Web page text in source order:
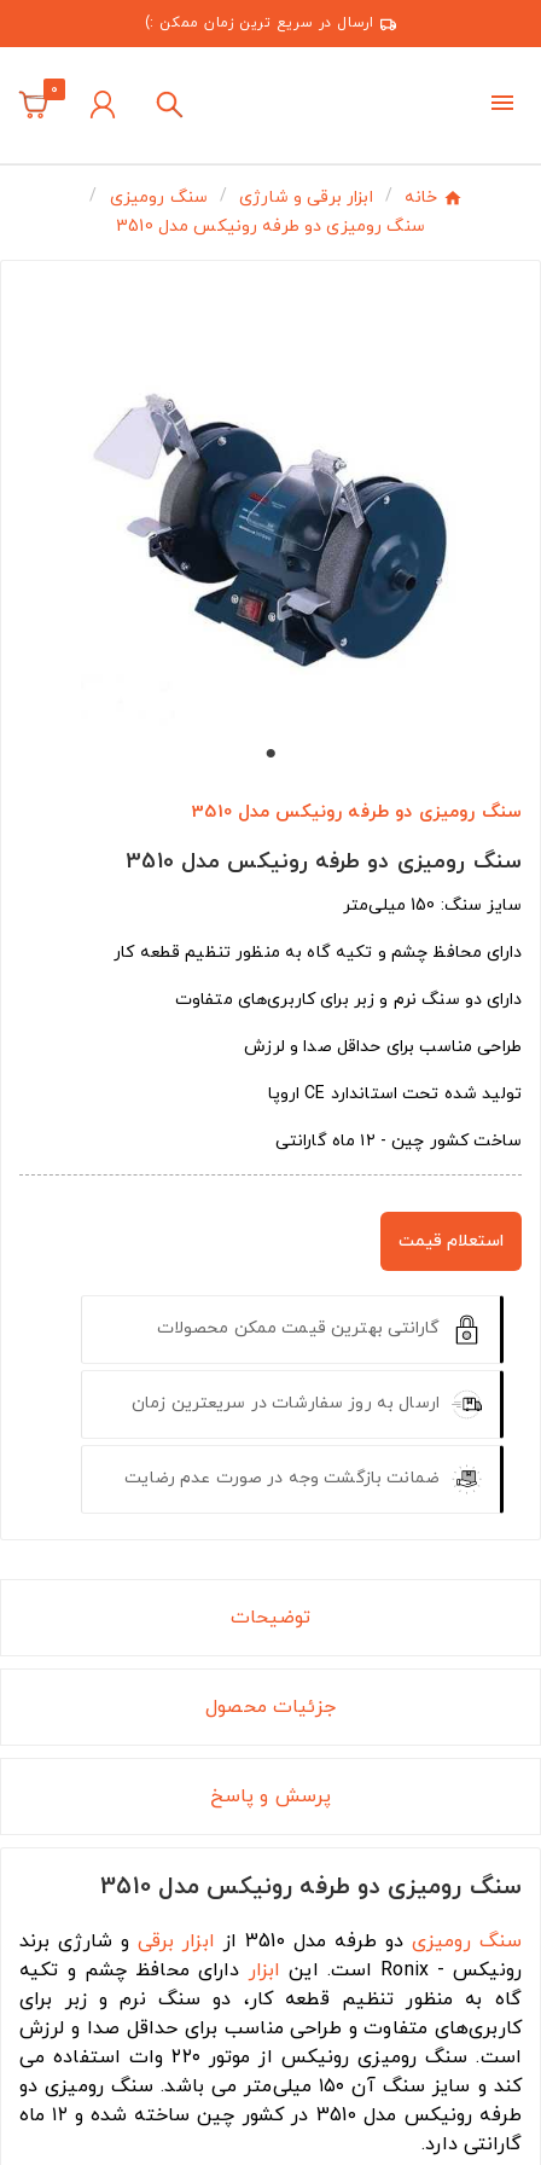
ارسال در سریع ترین زمان ممکن :)
0
خانه ابزار برقی و شارژی
سنگ رومیزی
سنگ رومیزی دو طرفه رونیکس مدل 3510
سنگ رومیزی دو طرفه رونیکس مدل 3510
سنگ رومیزی دو طرفه رونیکس مدل 3510
سایز سنگ: 150 میلی‌متر
دارای محافظ چشم و تکیه گاه به منظور تنظیم قطعه کار
دارای دو سنگ نرم و زبر برای کاربری‌های متفاوت
طراحی مناسب برای حداقل صدا و لرزش
تولید شده تحت استاندارد CE اروپا
ساخت کشور چین - ۱۲ ماه گارانتی
استعلام قیمت
گارانتی بهترین قیمت ممکن محصولات
ارسال به روز سفارشات در سریعترین زمان
ضمانت بازگشت وجه در صورت عدم رضایت
توضیحات
جزئیات محصول
پرسش و پاسخ
سنگ رومیزی دو طرفه رونیکس مدل 3510
سنگ رومیزی دو طرفه مدل 3510 از ابزار برقی و شارژی برند
رونیکس - Ronix است. این
ابزار دارای محافظ چشم و تکیه
گاه به منظور تنظیم قطعه کار، دو سنگ نرم و زبر برای
کاربری‌های متفاوت و طراحی مناسب برای حداقل صدا و لرزش
است. سنگ رومیزی رونیکس از موتور ۲۲۰ وات استفاده می
کند و سایز سنگ آن ۱۵۰ میلی‌متر می باشد. سنگ رومیزی دو
طرفه رونیکس مدل 3510 در کشور چین ساخته شده و ۱۲ ماه
گارانتی دارد.